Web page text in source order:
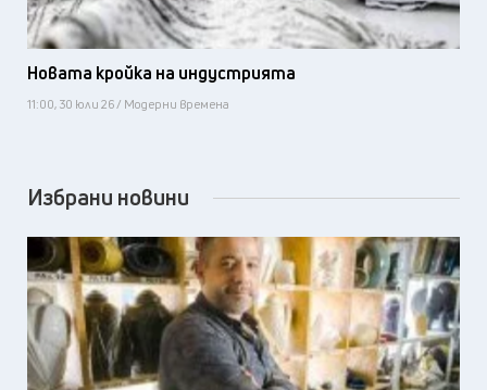
Новата кройка на индустрията
11:00, 30 юли 26 / Модерни времена
Избрани новини